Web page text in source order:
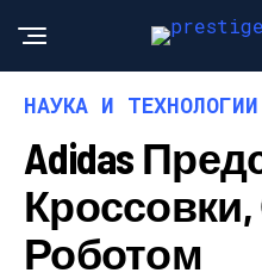
НАУКА И ТЕХНОЛОГИИ
Adidas
Роботом